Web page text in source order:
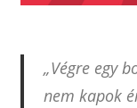
„Végre egy
nem kapok